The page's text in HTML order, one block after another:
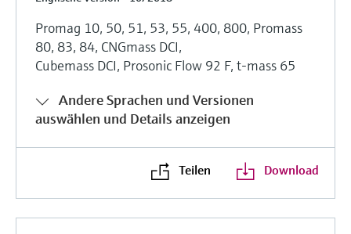
Promag 10, 50, 51, 53, 55, 400, 800, Promass
80, 83, 84, CNGmass DCI,
Cubemass DCI, Prosonic Flow 92 F, t-mass 65
Andere Sprachen und Versionen
auswählen und Details anzeigen
Teilen Download